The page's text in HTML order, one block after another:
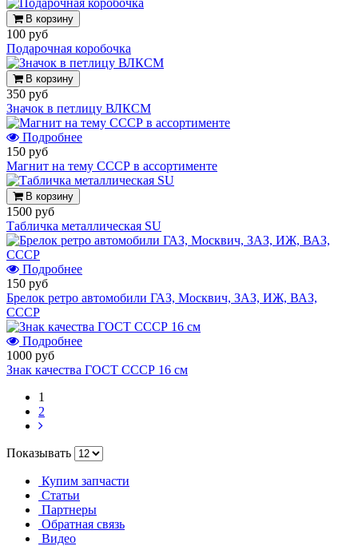
В корзину
100 руб
Подарочная коробочка
В корзину
350 руб
Значок в петлицу ВЛКСМ
Подробнее
150 руб
Магнит на тему СССР в ассортименте
В корзину
1500 руб
Табличка металлическая SU
Подробнее
150 руб
Брелок ретро автомобили ГАЗ, Москвич, ЗАЗ, ИЖ, ВАЗ,
СССР
Подробнее
1000 руб
Знак качества ГОСТ СССР 16 см
1
2
Показывать
Купим запчасти
Статьи
Партнеры
Обратная связь
Видео